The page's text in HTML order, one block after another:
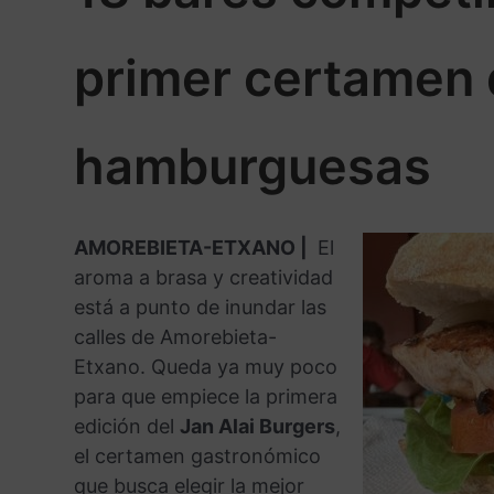
b
o
k
e
e
s
s
p
p
a
m
a
t
i
primer certamen
hamburguesas
AMOREBIETA-ETXANO |
El
aroma a brasa y creatividad
está a punto de inundar las
calles de Amorebieta-
Etxano. Queda ya muy poco
para que empiece la primera
edición del Jan Alai Burgers,
el certamen gastronómico
que busca elegir la mejor